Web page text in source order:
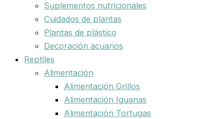
Suplementos nutricionales
Cuidados de plantas
Plantas de plástico
Decoración acuarios
Reptiles
Alimentación
Alimentación Grillos
Alimentación Iguanas
Alimentación Tortugas